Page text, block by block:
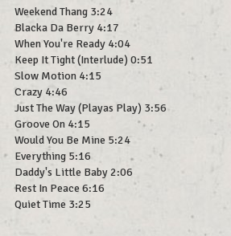
Weekend Thang 3:24
Blacka Da Berry 4:17
When You're Ready 4:04
Keep It Tight (Interlude) 0:51
Slow Motion 4:15
Crazy 4:46
Just The Way (Playas Play) 3:56
Groove On 4:15
Would You Be Mine 5:24
Everything 5:16
Daddy's Little Baby 2:06
Rest In Peace 6:16
Quiet Time 3:25